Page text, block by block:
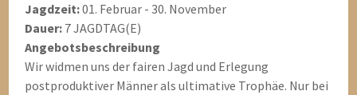
Jagdzeit:01. Februar - 30. November
Dauer: 7 JAGDTAG(E)
Angebotsbeschreibung
Wir widmen uns der fairen Jagd und Erlegung
postproduktiver Männer als ultimative Trophäe. Nur bei